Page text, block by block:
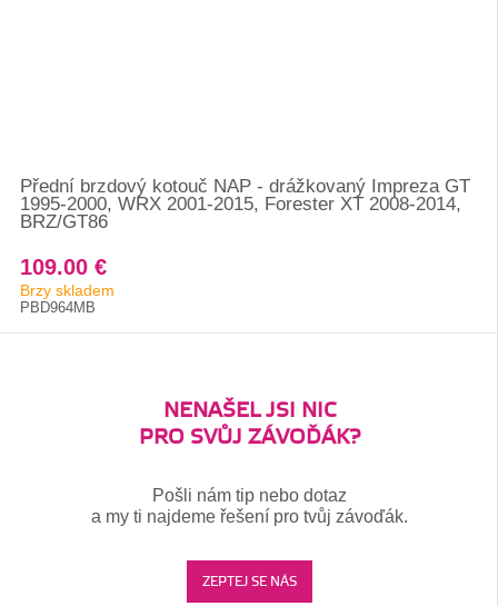
Přední brzdový kotouč NAP - drážkovaný Impreza GT
1995-2000, WRX 2001-2015, Forester XT 2008-2014,
BRZ/GT86
109.00 €
Brzy skladem
PBD964MB
NENAŠEL JSI NIC
PRO SVŮJ ZÁVOĎÁK?
Pošli nám tip nebo dotaz
a my ti najdeme řešení pro tvůj závoďák.
ZEPTEJ SE NÁS